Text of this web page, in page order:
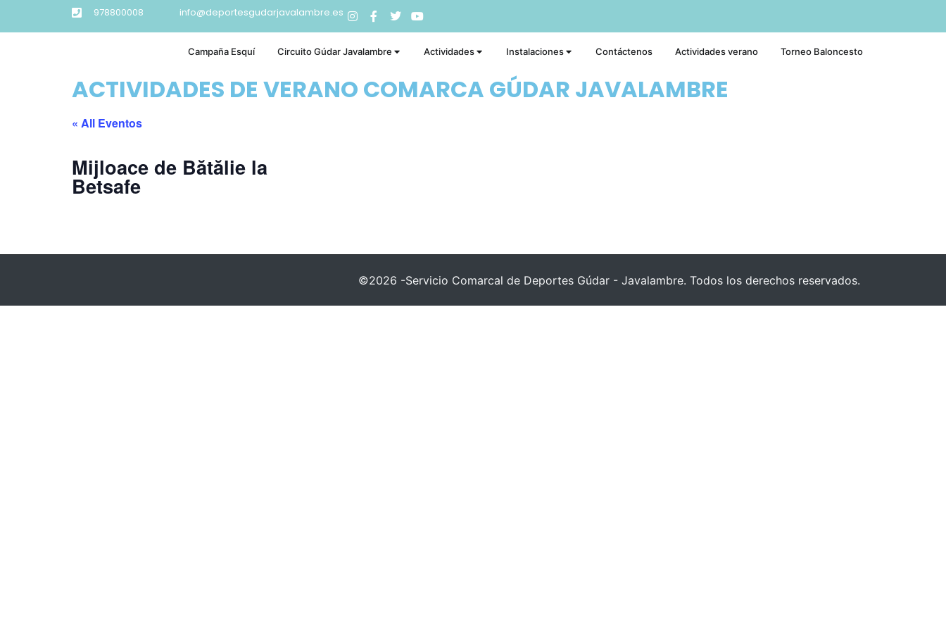
978800008 info@deportesgudarjavalambre.es
Campaña Esquí Circuito Gúdar Javalambre Actividades Instalaciones Contáctenos Actividades verano Torneo Baloncesto
ACTIVIDADES DE VERANO COMARCA GÚDAR JAVALAMBRE
« All Eventos
Mijloace de Bătălie la
Betsafe
©2026 -Servicio Comarcal de Deportes Gúdar - Javalambre. Todos los derechos reservados.